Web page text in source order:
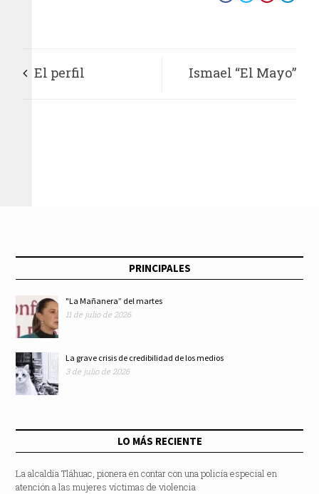
El perfil Ismael “El Mayo”
PRINCIPALES
"La Mañanera” del martes
11 de julio de 2026
La grave crisis de credibilidad de los medios
3 de julio de 2026
LO MÁS RECIENTE
La alcaldía Tláhuac, pionera en contar con una policía especial en
atención a las mujeres víctimas de violencia